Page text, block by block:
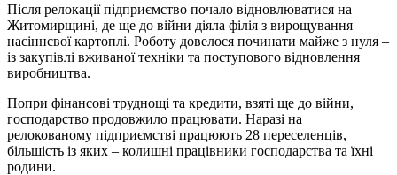
Після релокації підприємство почало відновлюватися на
Житомирщині, де ще до війни діяла філія з вирощування
насіннєвої картоплі. Роботу довелося починати майже з нуля –
із закупівлі вживаної техніки та поступового відновлення
виробництва.
Попри фінансові труднощі та кредити, взяті ще до війни,
господарство продовжило працювати. Наразі на
релокованому підприємстві працюють 28 переселенців,
більшість із яких – колишні працівники господарства та їхні
родини.